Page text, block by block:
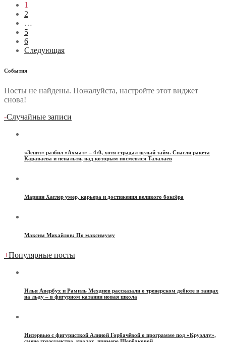
1
2
…
5
6
Следующая
События
Посты не найдены. Пожалуйста, настройте этот виджет
снова!
-Случайные записи
«Зенит» разбил «Ахмат» – 4:0, хотя страдал целый тайм. Спасли ракета
Караваева и пенальти, над которым посмеялся Талалаев
Марвин Хаглер умер, карьера и достижения великого боксёра
Максим Михайлов: По максимуму
+Популярные посты
Илья Авербух и Рамиль Мехдиев рассказали о тренерском дебюте в танцах
на льду – в фигурном катании новая школа
Интервью с фигуристкой Алиной Горбачёвой о программе под «Круэллу»,